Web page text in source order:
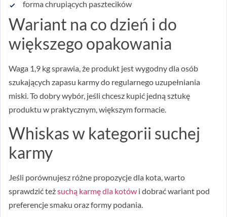
forma chrupiących pasztecików
Wariant na co dzień i do
większego opakowania
Waga 1,9 kg sprawia, że produkt jest wygodny dla osób
szukających zapasu karmy do regularnego uzupełniania
miski. To dobry wybór, jeśli chcesz kupić jedną sztukę
produktu w praktycznym, większym formacie.
Whiskas w kategorii suchej
karmy
Jeśli porównujesz różne propozycje dla kota, warto
sprawdzić teżsuchą karmę dla kotów i dobrać wariant pod
preferencje smaku oraz formy podania.